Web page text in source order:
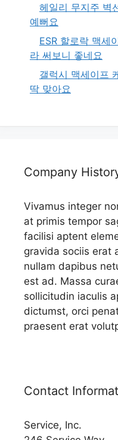
헤일리 무지주 벽
예뻐요
ESR 할로락 맥세
라 써보니 좋네요
갤럭시 맥세이프
딱 맞아요
Company
Vivamus integer
at primis tempor
facilisi aptent
gravida sociis erat
nullam dapibus
est ad. Massa
sollicitudin iaculis
dictumst, orci
praesent erat
Contact
Service, Inc.